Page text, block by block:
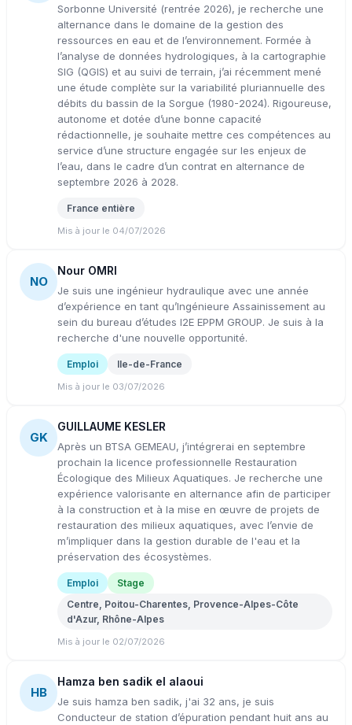
Sorbonne Université (rentrée 2026), je recherche une
alternance dans le domaine de la gestion des
ressources en eau et de l’environnement. Formée à
l’analyse de données hydrologiques, à la cartographie
SIG (QGIS) et au suivi de terrain, j’ai récemment mené
une étude complète sur la variabilité pluriannuelle des
débits du bassin de la Sorgue (1980-2024). Rigoureuse,
autonome et dotée d’une bonne capacité
rédactionnelle, je souhaite mettre ces compétences au
service d’une structure engagée sur les enjeux de
l’eau, dans le cadre d’un contrat en alternance de
septembre 2026 à 2028.
France entière
Mis à jour le 04/07/2026
NO
Nour OMRI
Je suis une ingénieur hydraulique avec une année
d’expérience en tant qu’Ingénieure Assainissement au
sein du bureau d’études I2E EPPM GROUP. Je suis à la
recherche d'une nouvelle opportunité.
Emploi Ile-de-France
Mis à jour le 03/07/2026
GK
GUILLAUME KESLER
Après un BTSA GEMEAU, j’intégrerai en septembre
prochain la licence professionnelle Restauration
Écologique des Milieux Aquatiques. Je recherche une
expérience valorisante en alternance afin de participer
à la construction et à la mise en œuvre de projets de
restauration des milieux aquatiques, avec l’envie de
m’impliquer dans la gestion durable de l'eau et la
préservation des écosystèmes.
Emploi
Stage
Centre, Poitou-Charentes, Provence-Alpes-Côte
d'Azur, Rhône-Alpes
Mis à jour le 02/07/2026
HB
Hamza ben sadik el alaoui
Je suis hamza ben sadik, j'ai 32 ans, je suis
Conducteur de station d’épuration pendant huit ans au